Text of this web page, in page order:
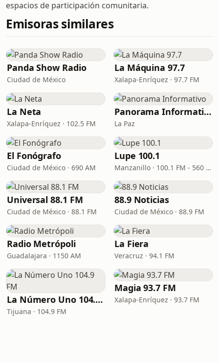
espacios de participación comunitaria.
Emisoras similares
Panda Show Radio
Ciudad de México
La Máquina 97.7
Xalapa-Enríquez · 97.7 FM
La Neta
Xalapa-Enríquez · 102.5 FM
Panorama Informativo
La Paz
El Fonógrafo
Ciudad de México · 690 AM
Lupe 100.1
Manzanillo · 100.1 FM - 560 AM
Universal 88.1 FM
Ciudad de México · 88.1 FM
88.9 Noticias
Ciudad de México · 88.9 FM
Radio Metrópoli
Guadalajara · 1150 AM
La Fiera
Veracruz · 94.1 FM
La Número Uno 104.9 FM
Tijuana · 104.9 FM
Magia 93.7 FM
Xalapa-Enríquez · 93.7 FM